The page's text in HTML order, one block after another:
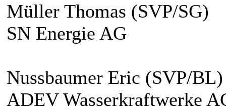
Müller Thomas (SVP/SG)
SN Energie AG
Nussbaumer Eric (SVP/BL)
ADEV Wasserkraftwerke